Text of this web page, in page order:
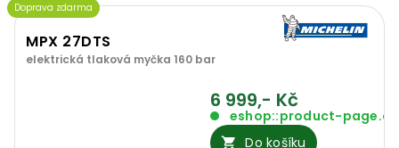
Doprava zdarma
MPX 27DTS
elektrická tlaková myčka 160 bar
6 999,- Kč
eshop::product-
Do košíku